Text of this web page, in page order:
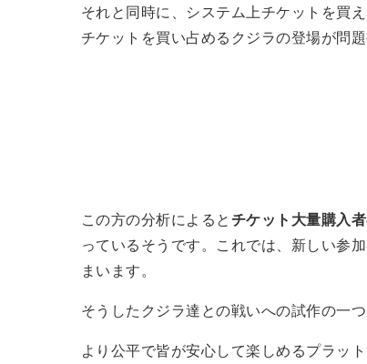
それと同時に、システム上チケットを買
チケットを買い占めるクジラの登場が問題
この方の分析によるとチケット大量購入
っているそうです。これでは、新しい参
まいます。
そうしたクジラ達との戦いへの試作の一
より公平で皆が安心して楽しめるプラッ